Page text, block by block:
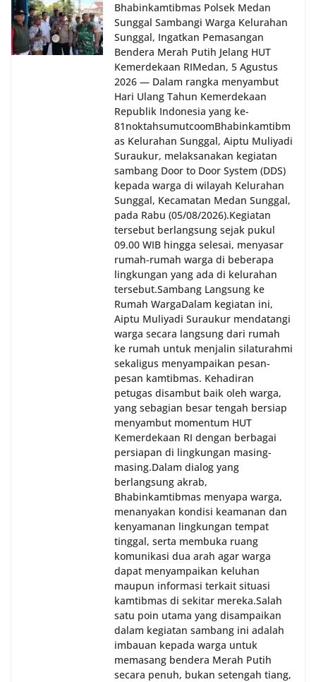
Bhabinkamtibmas Polsek Medan
Sunggal Sambangi Warga Kelurahan
Sunggal, Ingatkan Pemasangan
Bendera Merah Putih Jelang HUT
Kemerdekaan RI‎‎Medan, 5 Agustus
2026 — Dalam rangka menyambut
Hari Ulang Tahun Kemerdekaan
Republik Indonesia yang ke-
81noktahsumutcoomBhabinkamtibm
as Kelurahan Sunggal, Aiptu Muliyadi
Suraukur, melaksanakan kegiatan
sambang Door to Door System (DDS)
kepada warga di wilayah Kelurahan
Sunggal, Kecamatan Medan Sunggal,
pada Rabu (05/08/2026).‎‎Kegiatan
tersebut berlangsung sejak pukul
09.00 WIB hingga selesai, menyasar
rumah-rumah warga di beberapa
lingkungan yang ada di kelurahan
tersebut.‎Sambang Langsung ke
Rumah Warga‎Dalam kegiatan ini,
Aiptu Muliyadi Suraukur mendatangi
warga secara langsung dari rumah
ke rumah untuk menjalin silaturahmi
sekaligus menyampaikan pesan-
pesan kamtibmas. Kehadiran
petugas disambut baik oleh warga,
yang sebagian besar tengah bersiap
menyambut momentum HUT
Kemerdekaan RI dengan berbagai
persiapan di lingkungan masing-
masing.‎Dalam dialog yang
berlangsung akrab,
Bhabinkamtibmas menyapa warga,
menanyakan kondisi keamanan dan
kenyamanan lingkungan tempat
tinggal, serta membuka ruang
komunikasi dua arah agar warga
dapat menyampaikan keluhan
maupun informasi terkait situasi
kamtibmas di sekitar mereka.‎‎‎Salah
satu poin utama yang disampaikan
dalam kegiatan sambang ini adalah
imbauan kepada warga untuk
memasang bendera Merah Putih
secara penuh, bukan setengah tiang,